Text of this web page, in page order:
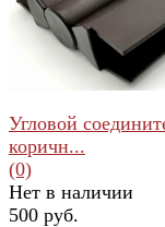
Угловой
коричн...
(0)
Нет в наличии
500 руб.